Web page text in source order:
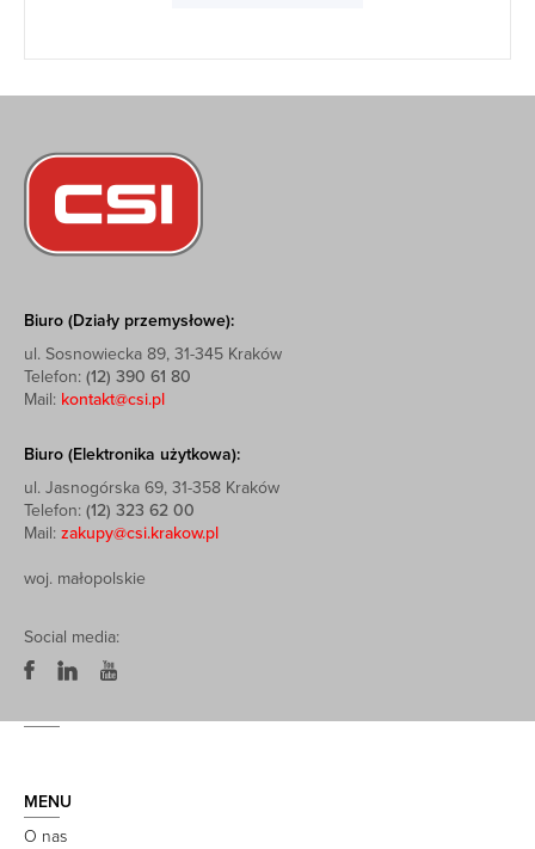
Biuro (Działy przemysłowe):
ul. Sosnowiecka 89, 31-345 Kraków
Telefon: (12) 390 61 80
Mail: kontakt@csi.pl
Biuro (Elektronika użytkowa):
ul. Jasnogórska 69, 31-358 Kraków
Telefon: (12) 323 62 00
Mail: zakupy@csi.krakow.pl
woj. małopolskie
Social media:
MENU
O nas